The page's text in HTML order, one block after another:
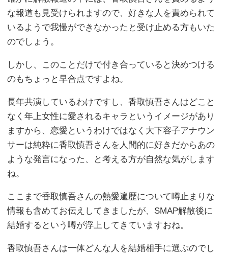
な報道も見受けられますので、好きな人を責められて
いるようで我慢ができなかったと受け止める方もいた
のでしょう。
しかし、このことだけで付き合っていると決めつける
のもちょっと早合点ですよね。
長年共演しているわけですし、香取慎吾さんはどこと
なく年上女性に愛されるキャラというイメージがあり
ますから、恋愛というわけではなく大下容子アナウン
サーは純粋に香取慎吾さんを人間的に好きだからあの
ような発言になった、と考える方が自然な気がします
ね。
ここまで香取慎吾さんの熱愛遍歴について噂止まりな
情報も含めてお伝えしてきましたが、SMAP解散後に
結婚するという噂が浮上してきていますおね。
香取慎吾さんは一体どんな人を結婚相手に選ぶのでし